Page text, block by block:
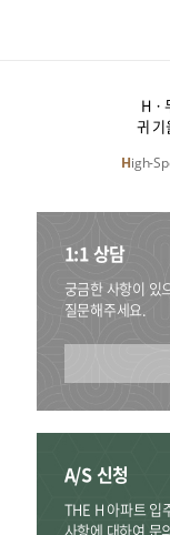
H ·
귀 기
High-
1:1 상담
궁금한 사항이 있
질문해주세요.
A/S 신청
THE H 아파트 입
사항에 대하여 문